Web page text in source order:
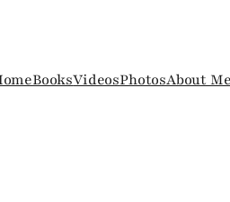
BooksVideosPhotosAbout Me